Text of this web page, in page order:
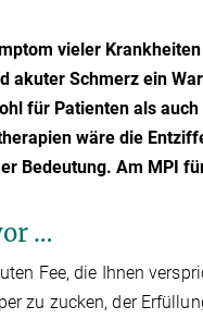
vieler
akuter Schmerz ein
für Patienten als
wäre die
Bedeutung. Am MPI
…
Fee, die Ihnen
zu zucken, der